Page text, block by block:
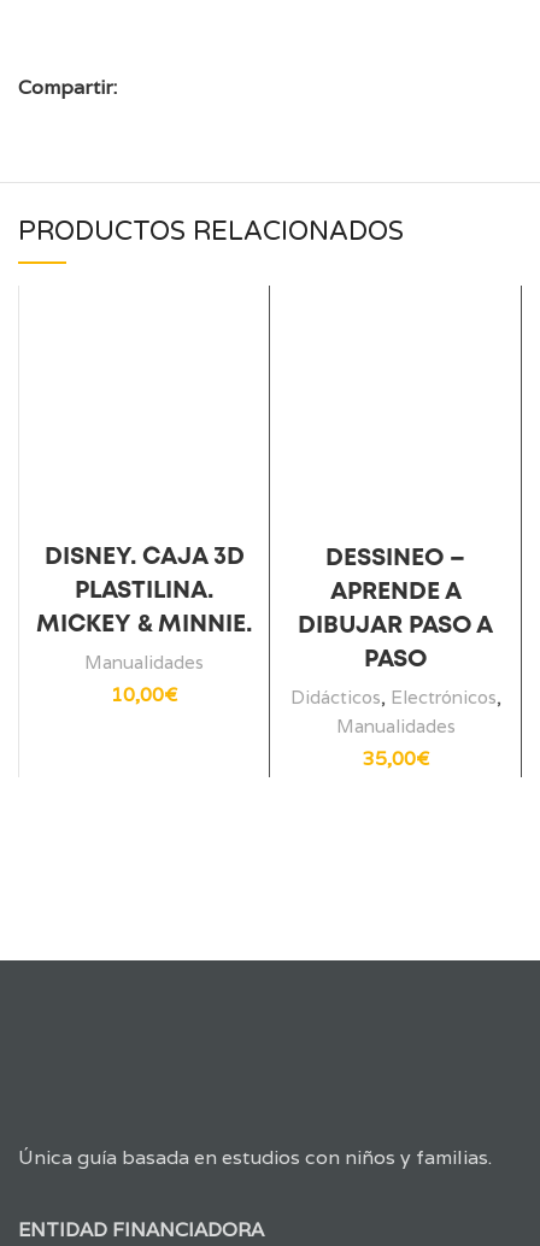
Compartir:
PRODUCTOS RELACIONADOS
DISNEY. CAJA 3D
PLASTILINA.
MICKEY & MINNIE.
Manualidades
10,00€
DESSINEO –
APRENDE A
DIBUJAR PASO A
PASO
Didácticos, Electrónicos,
Manualidades
35,00€
Única guía basada en estudios con niños y familias.
ENTIDAD FINANCIADORA